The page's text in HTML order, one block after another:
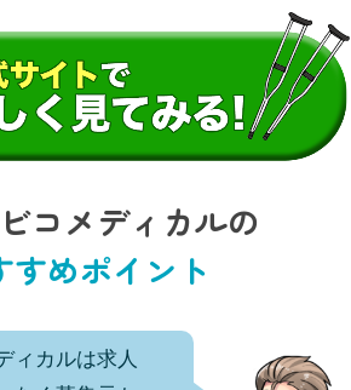
コメディカルの
すめポイント
ィカルは求人